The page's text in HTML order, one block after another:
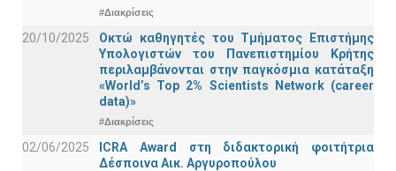
#Διακρίσεις
20/10/2025
Οκτώ καθηγητές του Τμήματος Επιστήμης
Υπολογιστών του Πανεπιστημίου Κρήτης
περιλαμβάνονται στην παγκόσμια κατάταξη
«World’s Top 2% Scientists Network (career
data)»
#Διακρίσεις
02/06/2025
ICRA Award στη διδακτορική φοιτήτρια
Δέσποινα Αικ. Αργυροπούλου